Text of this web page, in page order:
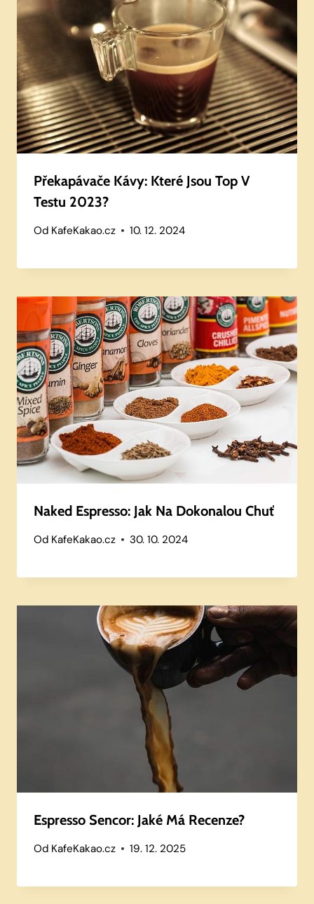
Překapávače Kávy: Které Jsou Top V
Testu 2023?
Od KafeKakao.cz 10. 12. 2024
Naked Espresso: Jak Na Dokonalou Chuť
Od KafeKakao.cz 30. 10. 2024
Espresso Sencor: Jaké Má Recenze?
Od KafeKakao.cz 19. 12. 2025